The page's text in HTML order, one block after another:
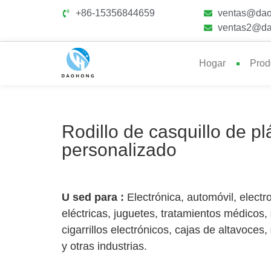
+86-15356844659
Hogar
Rodillo de casquillo de
personalizado
U sed para : Electrónica, automóvil,
eléctricas, juguetes, tratamientos
cigarrillos electrónicos, cajas de
y otras industrias.